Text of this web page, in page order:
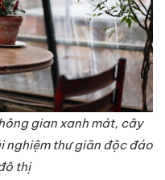
gian xanh mát, cây
nghiệm thư giãn độc đáo
thị